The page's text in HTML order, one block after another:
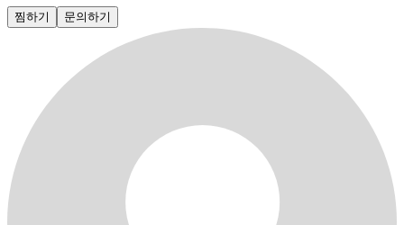
찜하기 문의하기